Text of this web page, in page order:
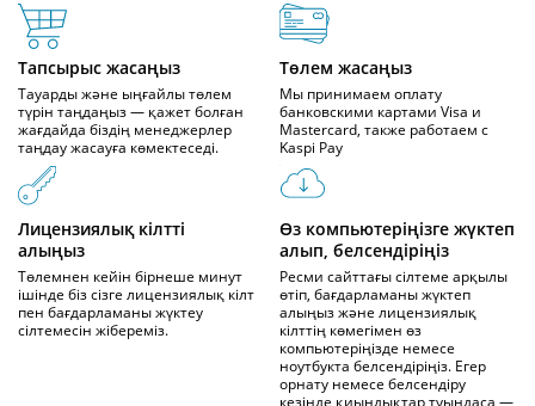
Тапсырыс жасаңыз
Тауарды және ыңғайлы төлем
түрін таңдаңыз — қажет болған
жағдайда біздің менеджерлер
таңдау жасауға көмектеседі.
Төлем жасаңыз
Мы принимаем оплату
банковскими картами Visa и
Mastercard, также работаем с
Kaspi Pay
Лицензиялық кілтті
алыңыз
Төлемнен кейін бірнеше минут
ішінде біз сізге лицензиялық кілт
пен бағдарламаны жүктеу
сілтемесін жібереміз.
Өз компьютеріңізге жүктеп
алып, белсендіріңіз
Ресми сайттағы сілтеме арқылы
өтіп, бағдарламаны жүктеп
алыңыз және лицензиялық
кілттің көмегімен өз
компьютеріңізде немесе
ноутбукта белсендіріңіз. Егер
орнату немесе белсендіру
кезінде қиындықтар туындаса —